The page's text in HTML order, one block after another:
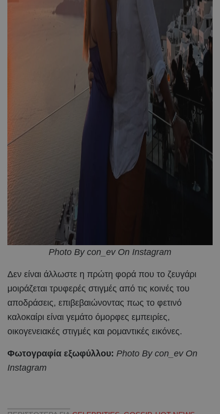
Photo By con_ev On Instagram
Δεν είναι άλλωστε η πρώτη φορά που το ζευγάρι
μοιράζεται τρυφερές στιγμές από τις κοινές του
αποδράσεις, επιβεβαιώνοντας πως το φετινό
καλοκαίρι είναι γεμάτο όμορφες εμπειρίες,
οικογενειακές στιγμές και ρομαντικές εικόνες.
Φωτογραφία εξωφύλλου: Photo By con_ev On
Instagram